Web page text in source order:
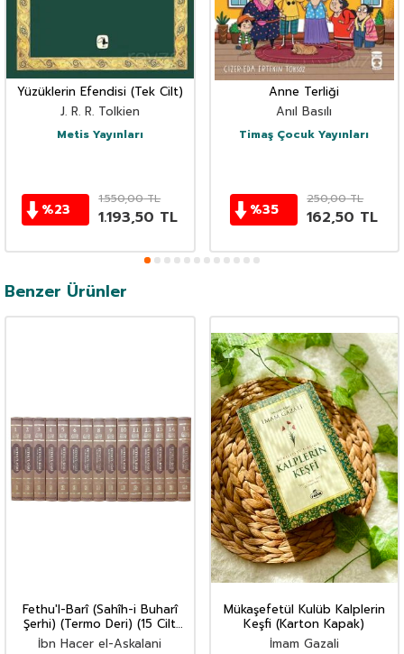
Yüzüklerin Efendisi (Tek Cilt)
J. R. R. Tolkien
Metis Yayınları
%23
1.550,00TL
1.193,50 TL
Anne Terliği
Anıl Basılı
Timaş Çocuk Yayınları
%35
250,00TL
162,50 TL
Benzer Ürünler
Fethu'l-Barî (Sahîh-i Buharî
Şerhi) (Termo Deri) (15 Cilt
Takım)
İbn Hacer el-Askalani
Mükaşefetül Kulüb Kalplerin
Keşfi (Karton Kapak)
İmam Gazali